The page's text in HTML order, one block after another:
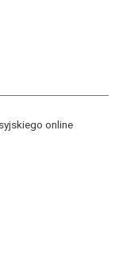
online